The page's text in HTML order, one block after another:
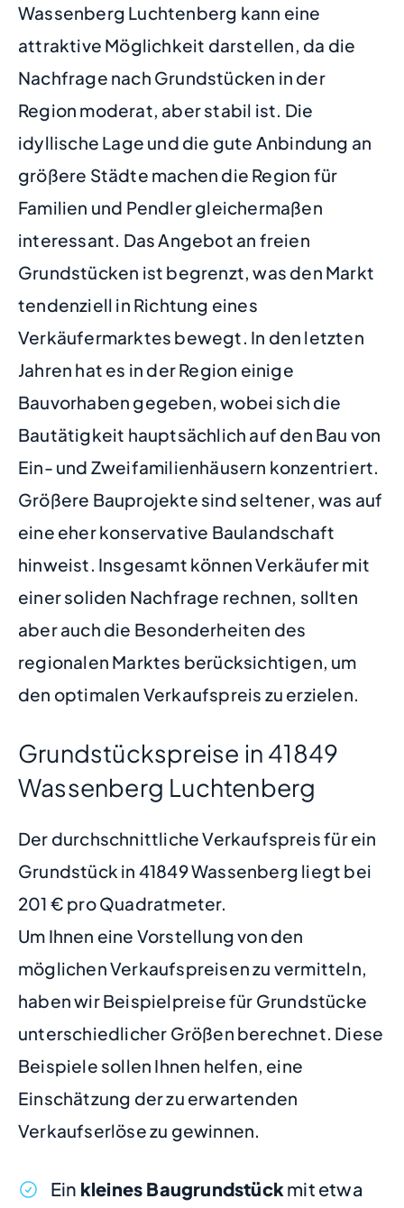
Wassenberg Luchtenberg kann eine
attraktive Möglichkeit darstellen, da die
Nachfrage nach Grundstücken in der
Region moderat, aber stabil ist. Die
idyllische Lage und die gute Anbindung an
größere Städte machen die Region für
Familien und Pendler gleichermaßen
interessant. Das Angebot an freien
Grundstücken ist begrenzt, was den Markt
tendenziell in Richtung eines
Verkäufermarktes bewegt. In den letzten
Jahren hat es in der Region einige
Bauvorhaben gegeben, wobei sich die
Bautätigkeit hauptsächlich auf den Bau von
Ein- und Zweifamilienhäusern konzentriert.
Größere Bauprojekte sind seltener, was auf
eine eher konservative Baulandschaft
hinweist. Insgesamt können Verkäufer mit
einer soliden Nachfrage rechnen, sollten
aber auch die Besonderheiten des
regionalen Marktes berücksichtigen, um
den optimalen Verkaufspreis zu erzielen.
Grundstückspreise in 41849
Wassenberg Luchtenberg
Der durchschnittliche Verkaufspreis für ein
Grundstück in 41849 Wassenberg liegt bei
201 € pro Quadratmeter.
Um Ihnen eine Vorstellung von den
möglichen Verkaufspreisen zu vermitteln,
haben wir Beispielpreise für Grundstücke
unterschiedlicher Größen berechnet. Diese
Beispiele sollen Ihnen helfen, eine
Einschätzung der zu erwartenden
Verkaufserlöse zu gewinnen.
Ein kleines Baugrundstückmit etwa